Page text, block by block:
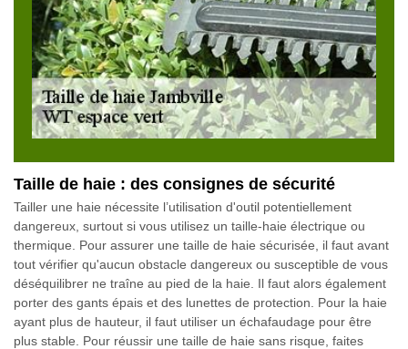
Taille de haie : des consignes de sécurité
Tailler une haie nécessite l’utilisation d'outil potentiellement
dangereux, surtout si vous utilisez un taille-haie électrique ou
thermique. Pour assurer une taille de haie sécurisée, il faut avant
tout vérifier qu'aucun obstacle dangereux ou susceptible de vous
déséquilibrer ne traîne au pied de la haie. Il faut alors également
porter des gants épais et des lunettes de protection. Pour la haie
ayant plus de hauteur, il faut utiliser un échafaudage pour être
plus stable. Pour réussir une taille de haie sans risque, faites